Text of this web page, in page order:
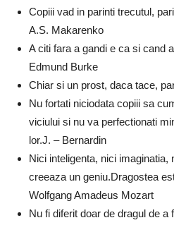
Copiii vad in parinti trecutul,
A.S. Makarenko
A citi fara a gandi e ca si cand
Edmund Burke
Chiar si un prost, daca tace,
Nu fortati niciodata copiii sa
viciului si nu va perfectionati
lor.J. – Bernardin
Nici inteligenta, nici imaginatia,
creeaza un geniu.Dragostea
Wolfgang Amadeus Mozart
Nu fi diferit doar de dragul de